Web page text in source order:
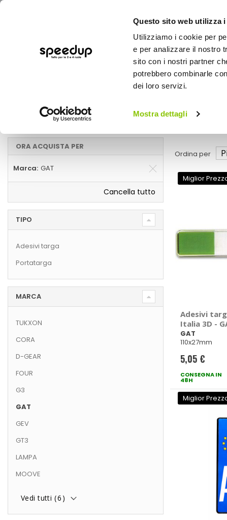
Questo sito web utilizza
Utilizziamo i cookie per
e per analizzare il nostro
sito con i nostri partner
potrebbero combinarle
dei loro servizi.
Mostra dettagli
BICI
Auto Accessori esterni auto
Accessori esterni auto GAT
Ordina per
Miglior
Adesivi
Italia 3D -
GAT
110x27mm
5,05 €
CONSEGNA IN
48H
Miglior
ORA ACQUISTA PER
Marca GAT
Cancella tutto
TIPO
Adesivi targa
Portatarga
MARCA
TUKXON
CORA
D-GEAR
FOUR
G3
GAT
GEV
GT3
LAMPA
MOOVE
Vedi tutti (6 )